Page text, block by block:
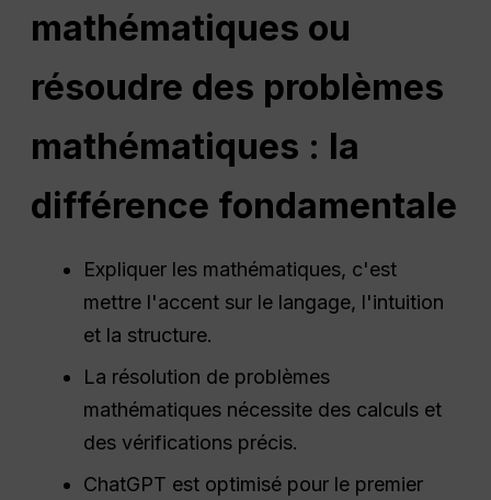
mathématiques ou
résoudre des problèmes
mathématiques : la
différence fondamentale
Expliquer les mathématiques, c'est
mettre l'accent sur le langage, l'intuition
et la structure.
La résolution de problèmes
mathématiques nécessite des calculs et
des vérifications précis.
ChatGPT est optimisé pour le premier